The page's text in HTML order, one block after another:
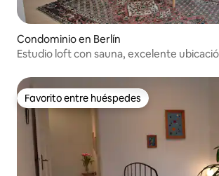
Condominio en Berlín
Estudio loft con sauna, excelente
Favorito entre huéspedes
Favorito entre huéspedes